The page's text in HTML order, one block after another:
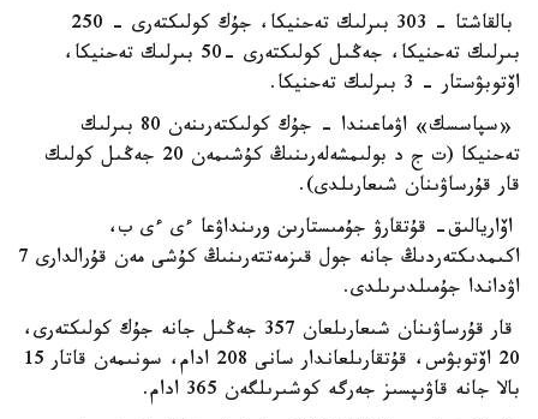
بالقاشتا - 303 بىرلىك تەحنيكا، جۇك كولىكتەرى - 250
بىرلىك تەحنيكا، جەڭىل كولىكتەرى -50 بىرلىك تەحنيكا،
اۆتوبۋستار - 3 بىرلىك تەحنيكا.
«سپاسسك» اۋماعىندا - جۇك كولىكتەرىنەن 80 بىرلىك
تەحنيكا (ت ج د بولىمشەلەرىنىڭ كۇشىمەن 20 جەڭىل كولىك
قار قۇرساۋىنان شىعارىلدى).
اۆاريالىق- قۇتقارۋ جۇمىستارىن ورىنداۋعا ءى ءى ب،
اكىمدىكتەردىڭ جانە جول قىزمەتتەرىنىڭ كۇشى مەن قۇرالدارى 7
اۋداندا جۇمىلدىرىلدى.
قار قۇرساۋىنان شىعارىلعان 357 جەڭىل جانە جۇك كولىكتەرى،
20 اۆتوبۋس، قۇتقارىلعاندار سانى 208 ادام، سونىمەن قاتار 15
بالا جانە قاۋىپسىز جەرگە كوشىرىلگەن 365 ادام.